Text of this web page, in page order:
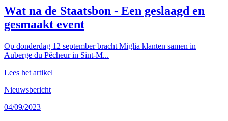
Wat na de Staatsbon - Een geslaagd en
gesmaakt event
Op donderdag 12 september bracht Miglia klanten samen in
Auberge du Pêcheur in Sint-M...
Lees het artikel
Nieuwsbericht
04/09/2023